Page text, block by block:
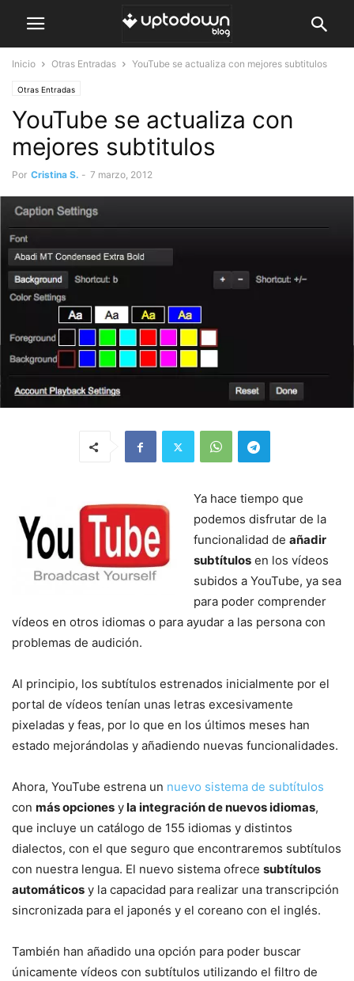
Inicio Otras Entradas YouTube se actualiza con mejores subtitulos
Otras Entradas
YouTube se actualiza con
mejores subtitulos
Por Cristina S. - 7 marzo, 2012
Ya hace tiempo que
podemos disfrutar de la
funcionalidad de añadir
subtítulos en los vídeos
subidos a YouTube, ya sea
para poder comprender
vídeos en otros idiomas o para ayudar a las persona con
problemas de audición.
Al principio, los subtítulos estrenados inicialmente por el
portal de vídeos tenían unas letras excesivamente
pixeladas y feas, por lo que en los últimos meses han
estado mejorándolas y añadiendo nuevas funcionalidades.
Ahora, YouTube estrena un nuevo sistema de subtítulos
con más opciones yla integración de nuevos idiomas,
que incluye un catálogo de 155 idiomas y distintos
dialectos, con el que seguro que encontraremos subtítulos
con nuestra lengua. El nuevo sistema ofrece subtítulos
automáticos y la capacidad para realizar una transcripción
sincronizada para el japonés y el coreano con el inglés.
También han añadido una opción para poder buscar
únicamente vídeos con subtítulos utilizando el filtro de